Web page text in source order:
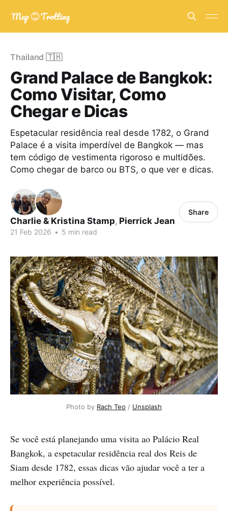
Thailand 🇹🇭
Grand Palace de Bangkok:
Como Visitar, Como
Chegar e Dicas
Espetacular residência real desde 1782, o Grand
Palace é a visita imperdível de Bangkok — mas
tem código de vestimenta rigoroso e multidões.
Como chegar de barco ou BTS, o que ver e dicas.
Charlie & Kristina Stamp, Pierrick Jean
21 Feb 2026 • 5 min read
Share
Photo by Rach Teo / Unsplash
Se você está planejando uma visita ao Palácio Real
Bangkok, a espetacular residência real dos Reis de
Siam desde 1782, essas dicas vão ajudar você a ter a
melhor experiência possível.